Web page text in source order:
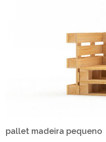
pallet madeira pequeno